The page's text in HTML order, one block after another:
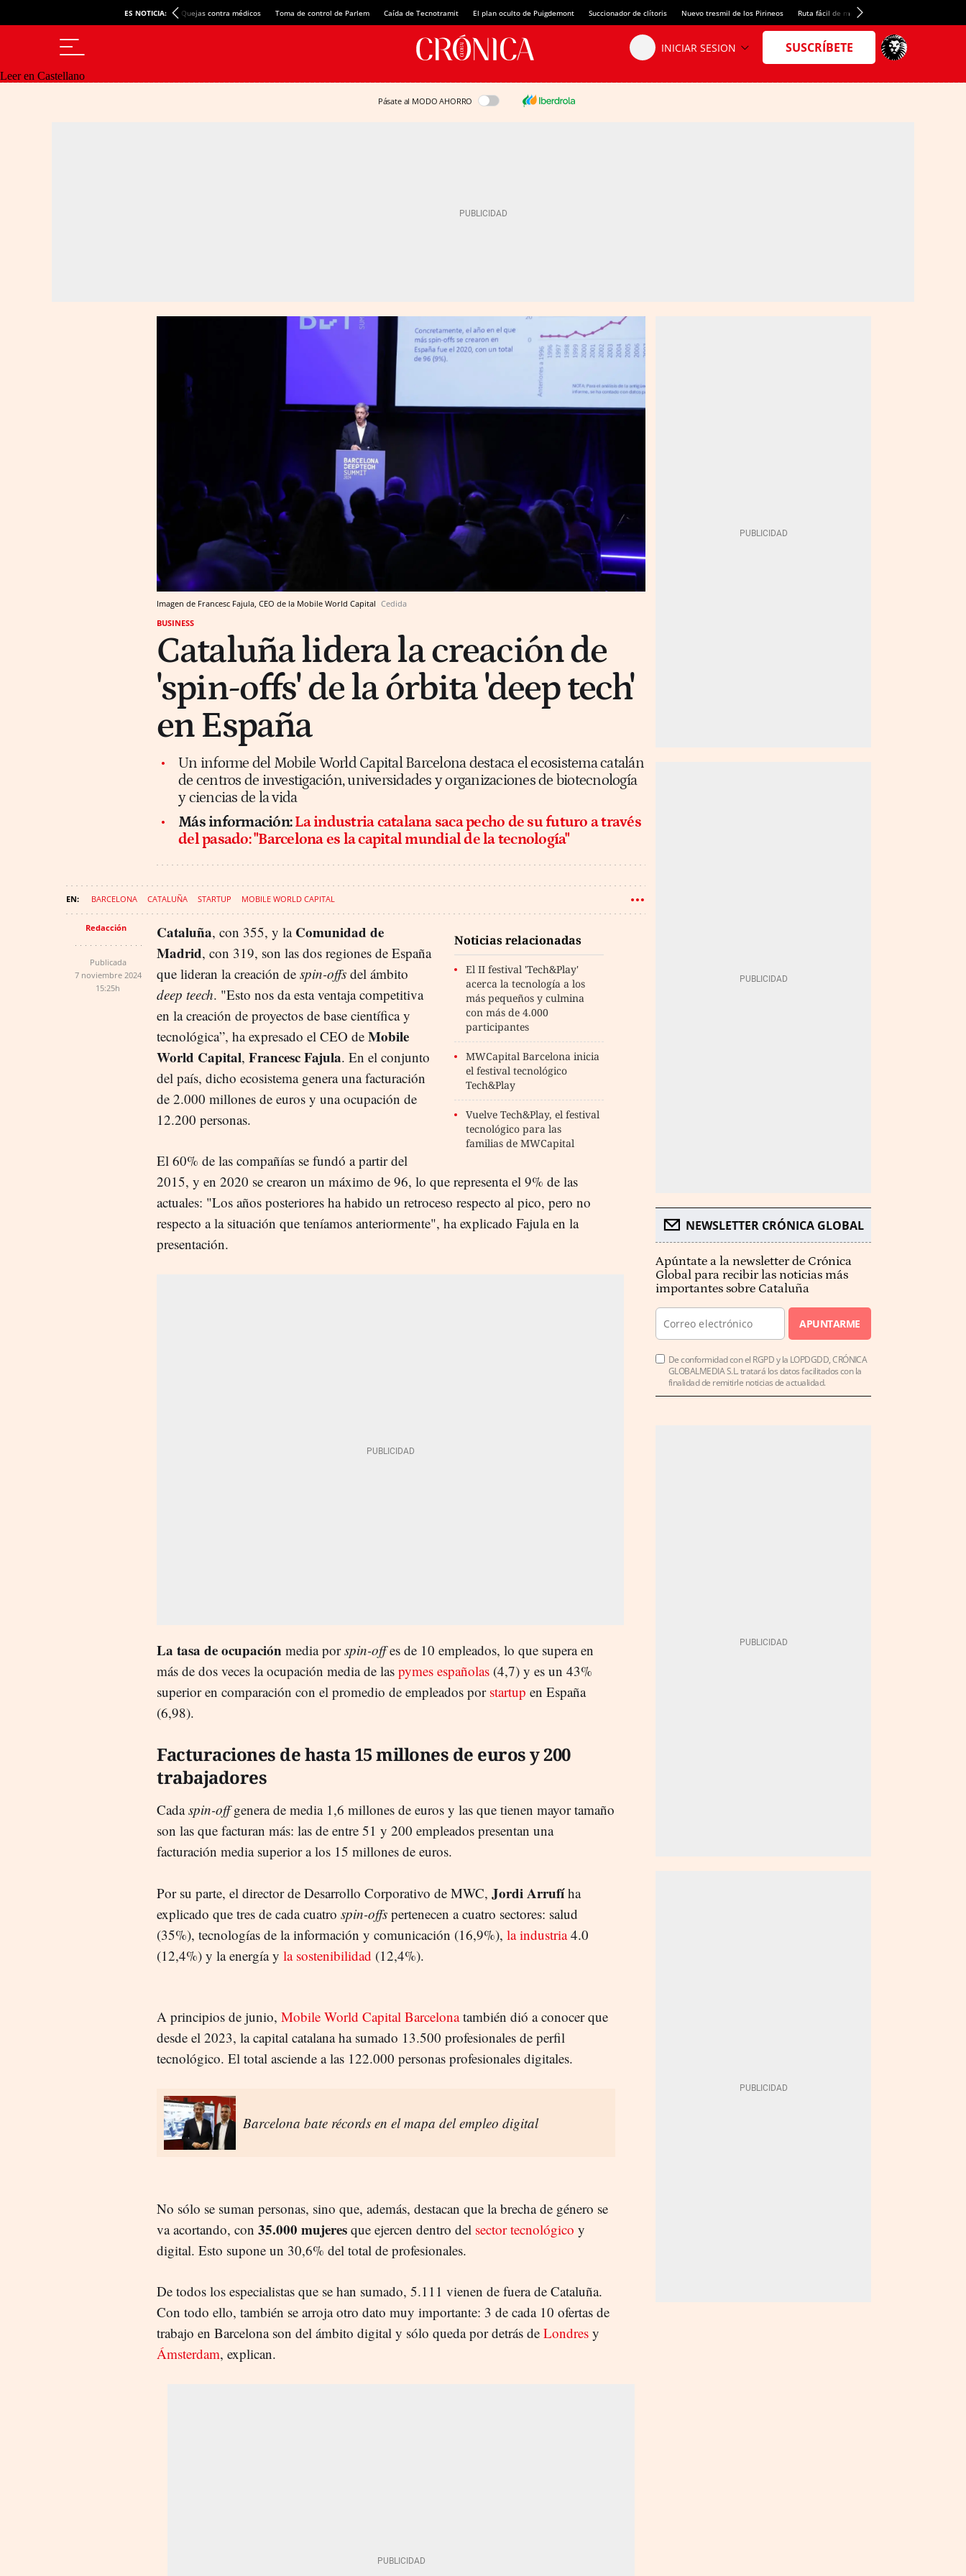
ES NOTICIA: Quejas contra médicos Toma de control de Parlem Caída de Tecnotramit El plan oculto de Puigdemont Succionador de clítoris Nuevo tresmil de los Pirineos Ruta fácil de montaña
Leer en Castellano
Pásate al MODO AHORRO
Imagen de Francesc Fajula, CEO de la Mobile World Capital Cedida
BUSINESS
Cataluña lidera la creación de
'spin-offs' de la órbita 'deep tech'
en España
Un informe del Mobile World Capital Barcelona destaca el ecosistema catalán
de centros de investigación, universidades y organizaciones de biotecnología
y ciencias de la vida
Más información:La industria catalana saca pecho de su futuro a través
del pasado: "Barcelona es la capital mundial de la tecnología"
BARCELONA CATALUÑA STARTUP MOBILE WORLD CAPITAL
Redacción
Publicada
7 noviembre 2024
15:25h
Noticias relacionadas
El II festival 'Tech&Play'
acerca la tecnología a los
más pequeños y culmina
con más de 4.000
participantes
MWCapital Barcelona inicia
el festival tecnológico
Tech&Play
Vuelve Tech&Play, el festival
tecnológico para las
familias de MWCapital
Cataluña, con 355, y la Comunidad de
Madrid, con 319, son las dos regiones de España
que lideran la creación de spin-offs del ámbito
deep teech. "Esto nos da esta ventaja competitiva
en la creación de proyectos de base científica y
tecnológica”, ha expresado el CEO de Mobile
World Capital, Francesc Fajula. En el conjunto
del país, dicho ecosistema genera una facturación
de 2.000 millones de euros y una ocupación de
12.200 personas.
El 60% de las compañías se fundó a partir del
2015, y en 2020 se crearon un máximo de 96, lo que representa el 9% de las
actuales: "Los años posteriores ha habido un retroceso respecto al pico, pero no
respecto a la situación que teníamos anteriormente", ha explicado Fajula en la
presentación.
La tasa de ocupación media porspin-offes de 10 empleados, lo que supera en
más de dos veces la ocupación media de las pymes españolas (4,7) y es un 43%
superior en comparación con el promedio de empleados por startup en España
(6,98).
Facturaciones de hasta 15 millones de euros y 200
trabajadores
Cadaspin-offgenera de media 1,6 millones de euros y las que tienen mayor tamaño
son las que facturan más: las de entre 51 y 200 empleados presentan una
facturación media superior a los 15 millones de euros.
Por su parte, el director de Desarrollo Corporativo de MWC, Jordi Arrufíha
explicado que tres de cada cuatro spin-offs pertenecen a cuatro sectores: salud
(35%), tecnologías de la información y comunicación (16,9%), la industria4.0
(12,4%) y la energía y la sostenibilidad (12,4%).
A principios de junio, Mobile World Capital Barcelonatambién dió a conocer que
desde el 2023, la capital catalana ha sumado 13.500 profesionales de perfil
tecnológico. El total asciende a las 122.000 personas profesionales digitales.
Barcelona bate récords en el mapa del empleo digital
No sólo se suman personas, sino que, además, destacan que la brecha de género se
va acortando, con 35.000 mujeres que ejercen dentro del sector tecnológico y
digital. Esto supone un 30,6% del total de profesionales.
De todos los especialistas que se han sumado, 5.111 vienen de fuera de Cataluña.
Con todo ello, también se arroja otro dato muy importante: 3 de cada 10 ofertas de
trabajo en Barcelona son del ámbito digital y sólo queda por detrás de Londres y
Ámsterdam, explican.
NEWSLETTER CRÓNICA GLOBAL
Apúntate a la newsletter de Crónica
Global para recibir las noticias más
importantes sobre Cataluña
APUNTARME
De conformidad con el RGPD y la LOPDGDD, CRÓNICA
GLOBALMEDIA S.L. tratará los datos facilitados con la
finalidad de remitirle noticias de actualidad.